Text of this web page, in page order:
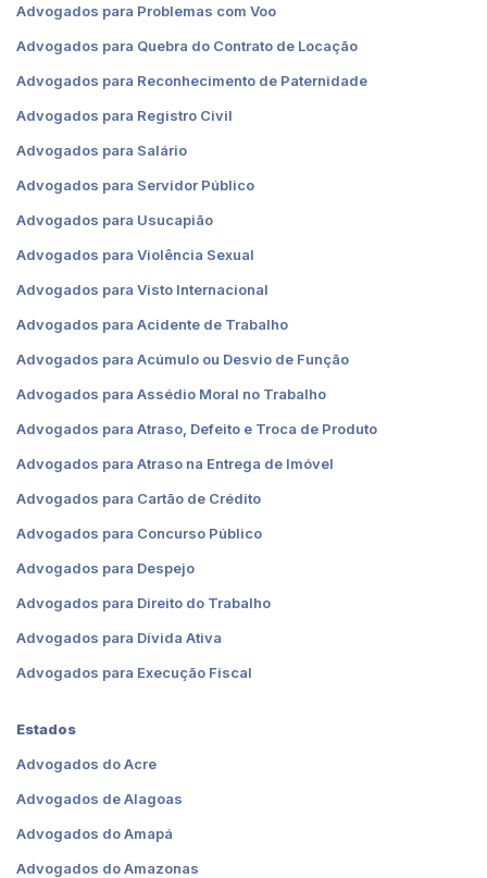
Advogados para Problemas com Voo
Advogados para Quebra do Contrato de Locação
Advogados para Reconhecimento de Paternidade
Advogados para Registro Civil
Advogados para Salário
Advogados para Servidor Público
Advogados para Usucapião
Advogados para Violência Sexual
Advogados para Visto Internacional
Advogados para Acidente de Trabalho
Advogados para Acúmulo ou Desvio de Função
Advogados para Assédio Moral no Trabalho
Advogados para Atraso, Defeito e Troca de Produto
Advogados para Atraso na Entrega de Imóvel
Advogados para Cartão de Crédito
Advogados para Concurso Público
Advogados para Despejo
Advogados para Direito do Trabalho
Advogados para Dívida Ativa
Advogados para Execução Fiscal
Estados
Advogados do Acre
Advogados de Alagoas
Advogados do Amapá
Advogados do Amazonas